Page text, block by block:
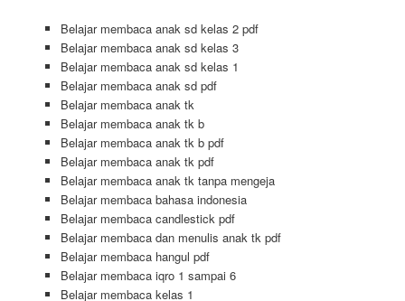
Belajar membaca anak sd kelas 2 pdf
Belajar membaca anak sd kelas 3
Belajar membaca anak sd kelas 1
Belajar membaca anak sd pdf
Belajar membaca anak tk
Belajar membaca anak tk b
Belajar membaca anak tk b pdf
Belajar membaca anak tk pdf
Belajar membaca anak tk tanpa mengeja
Belajar membaca bahasa indonesia
Belajar membaca candlestick pdf
Belajar membaca dan menulis anak tk pdf
Belajar membaca hangul pdf
Belajar membaca iqro 1 sampai 6
Belajar membaca kelas 1